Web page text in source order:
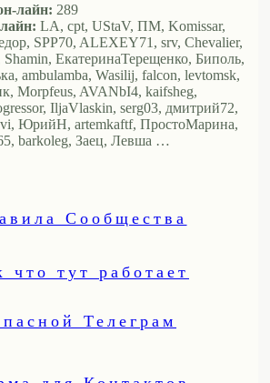
лайн: 289
LA, cpt, UStaV, ПМ, Komissar,
SPP70, ALEXEY71, srv, Chevalier,
ЕкатеринаТерещенко, Биполь,
ambulamba, Wasilij, falcon, levtomsk,
Morpfeus, AVANbI4, kaifsheg,
IljaVlaskin, serg03, дмитрий72,
ЮрийН, artemkaftf, ПростоМарина,
barkoleg, Заец, Левша …
Сообщества
тут работает
Телеграм